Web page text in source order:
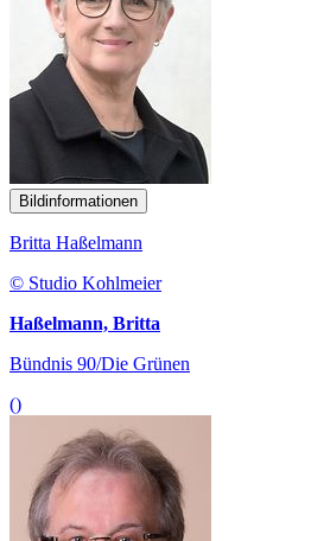
Bildinformationen
Britta Haßelmann
© Studio Kohlmeier
Haßelmann, Britta
Bündnis 90/Die Grünen
()